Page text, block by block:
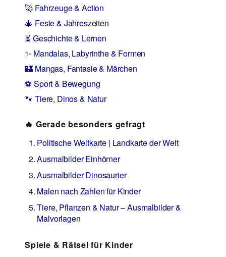
🚀 Fahrzeuge & Action
🎄 Feste & Jahreszeiten
⏳ Geschichte & Lernen
✨ Mandalas, Labyrinthe & Formen
🏰 Mangas, Fantasie & Märchen
⚽ Sport & Bewegung
🐾 Tiere, Dinos & Natur
🔥 Gerade besonders gefragt
Politische Weltkarte | Landkarte der Welt
Ausmalbilder Einhörner
Ausmalbilder Dinosaurier
Malen nach Zahlen für Kinder
Tiere, Pflanzen & Natur – Ausmalbilder &
Malvorlagen
Spiele & Rätsel für Kinder